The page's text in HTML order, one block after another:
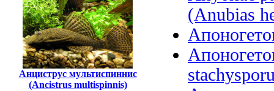
Анциструс мультиспиннис
(Ancistrus multispinnis)
(Anubias